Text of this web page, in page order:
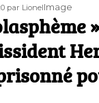
Auteur
par LionelFormat
Image